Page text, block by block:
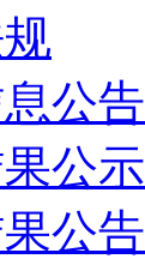
公告
公示
公告